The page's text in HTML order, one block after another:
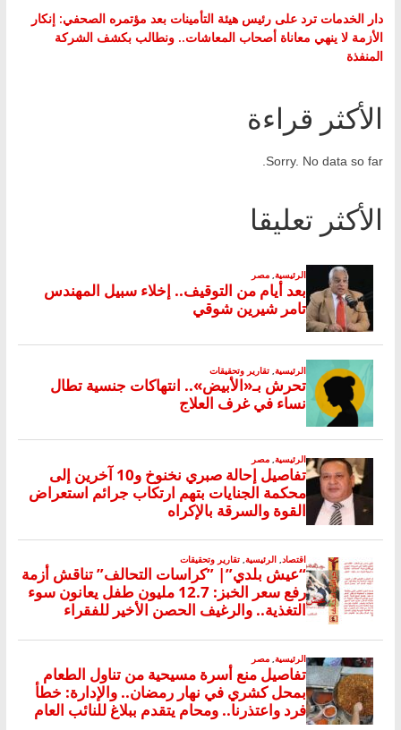
دار الخدمات ترد على رئيس هيئة التأمينات بعد مؤتمره الصحفي: إنكار
الأزمة لا ينهي معاناة أصحاب المعاشات.. ونطالب بكشف الشركة
المنفذة
الأكثر قراءة
Sorry. No data so far.
الأكثر تعليقا